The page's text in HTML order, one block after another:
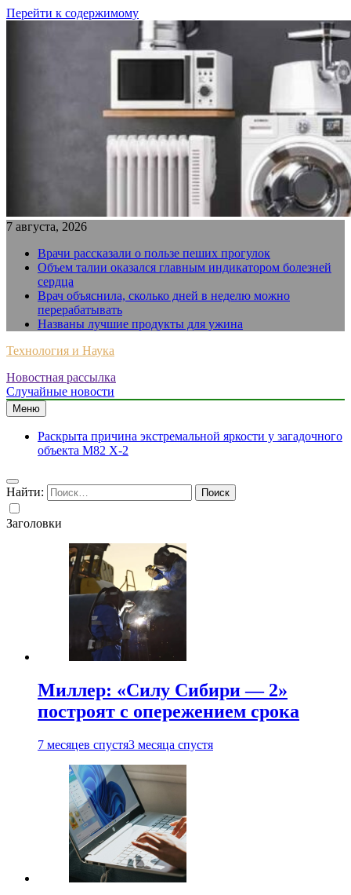
Перейти к содержимому
7 августа, 2026
Врачи рассказали о пользе пеших прогулок
Объем талии оказался главным индикатором болезней
сердца
Врач объяснила, сколько дней в неделю можно
перерабатывать
Названы лучшие продукты для ужина
Технология и Наука
Новостная рассылка
Случайные новости
Меню
Раскрыта причина экстремальной яркости у загадочного
объекта M82 X-2
Найти:
Заголовки
Миллер: «Силу Сибири — 2»
построят с опережением срока
7 месяцев спустя3 месяца спустя